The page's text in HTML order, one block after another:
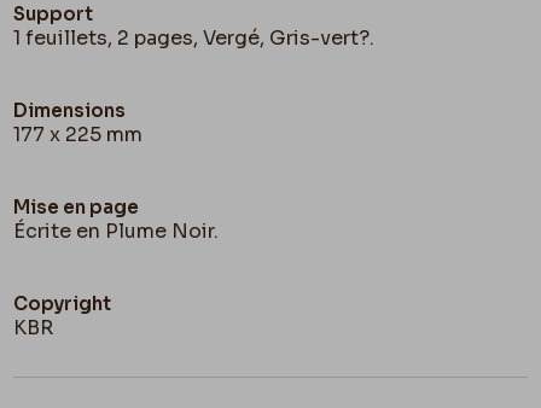
Support
1 feuillets, 2 pages, Vergé, Gris-vert?.
Dimensions
177 x 225 mm
Mise en page
Écrite en Plume Noir.
Copyright
KBR